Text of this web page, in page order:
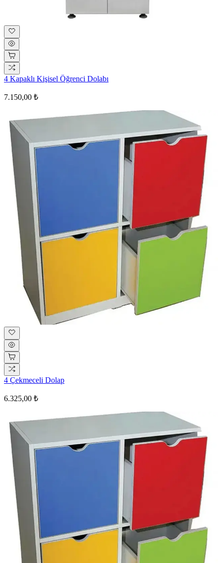
4 Kapaklı Kişisel Öğrenci Dolabı
7.150,00 ₺
4 Çekmeceli Dolap
6.325,00 ₺